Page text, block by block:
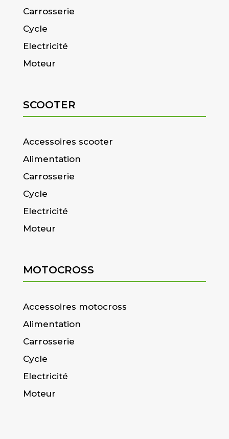
Carrosserie
Cycle
Electricité
Moteur
SCOOTER
Accessoires scooter
Alimentation
Carrosserie
Cycle
Electricité
Moteur
MOTOCROSS
Accessoires motocross
Alimentation
Carrosserie
Cycle
Electricité
Moteur